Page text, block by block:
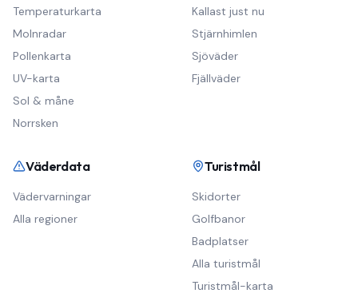
Temperaturkarta
Molnradar
Pollenkarta
UV-karta
Sol & måne
Norrsken
Kallast just nu
Stjärnhimlen
Sjöväder
Fjällväder
Väderdata
Vädervarningar
Alla regioner
Turistmål
Skidorter
Golfbanor
Badplatser
Alla turistmål
Turistmål-karta